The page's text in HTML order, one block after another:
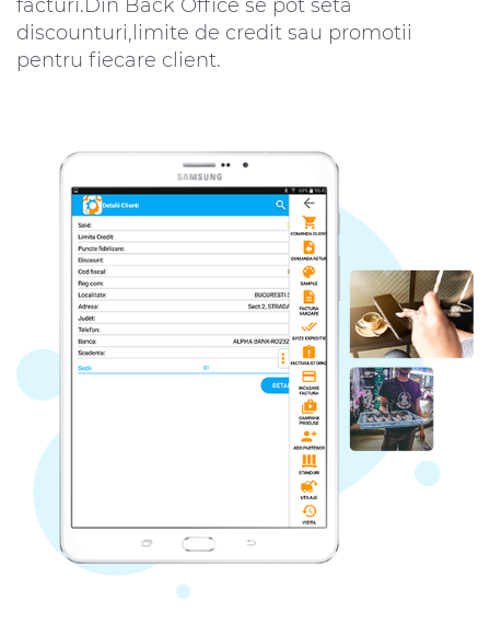
facturi.Din Back Office se pot seta
discounturi,limite de credit sau promotii
pentru fiecare client.